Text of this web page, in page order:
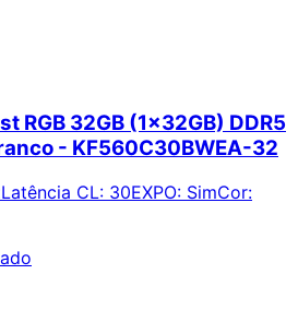
RGB 32GB (1x32GB) DDR5
- KF560C30BWEA-32
Latência CL: 30EXPO: SimCor: